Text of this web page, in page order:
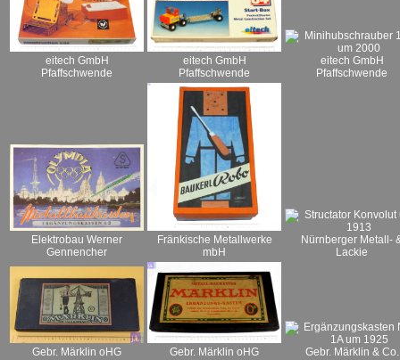
eitech GmbH
Pfaffschwende
eitech GmbH
Pfaffschwende
eitech GmbH
Pfaffschwende
Elektrobau Werner
Gennencher
Fränkische Metallwerke
mbH
Nürnberger Metall-
Lackie
Gebr. Märklin oHG Gebr. Märklin oHG Gebr. Märklin & Co.